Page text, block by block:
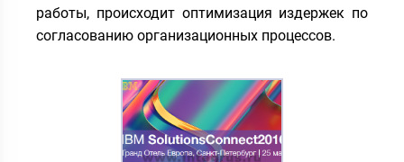
работы, происходит оптимизация издержек по
согласованию организационных процессов.